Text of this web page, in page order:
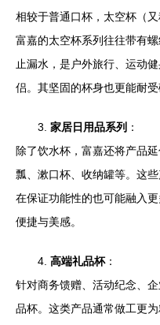
相较于普通口杯，太空杯（
富嘉的太空杯系列往往带有
止漏水，是户外旅行、运动
侣。其坚固的杯身也更能耐受
3. 家居日用品系列 ：
除了饮水杯，富嘉还将产品
瓢、漱口杯、收纳罐等。这
在保证功能性的也可能融入
便捷与美感。
4. 高端礼品杯：
针对商务馈赠、活动纪念、
品杯。这类产品通常做工更